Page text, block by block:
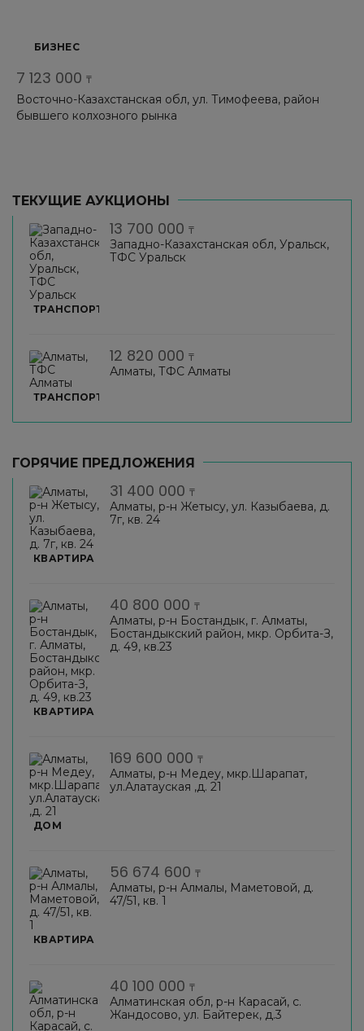
БИЗНЕС
7 123 000 ₸
Восточно-Казахстанская обл, ул. Тимофеева, район
бывшего колхозного рынка
ТЕКУЩИЕ АУКЦИОНЫ
ТРАНСПОРТ
13 700 000 ₸
Западно-Казахстанская обл, Уральск,
ТФС Уральск
ТРАНСПОРТ
12 820 000 ₸
Алматы, ТФС Алматы
ГОРЯЧИЕ ПРЕДЛОЖЕНИЯ
КВАРТИРА
31 400 000 ₸
Алматы, р-н Жетысу, ул. Казыбаева, д.
7г, кв. 24
КВАРТИРА
40 800 000 ₸
Алматы, р-н Бостандык, г. Алматы,
Бостандыкский район, мкр. Орбита-З,
д. 49, кв.23
ДОМ
169 600 000 ₸
Алматы, р-н Медеу, мкр.Шарапат,
ул.Алатауская ,д. 21
КВАРТИРА
56 674 600 ₸
Алматы, р-н Алмалы, Маметовой, д.
47/51, кв. 1
40 100 000 ₸
Алматинская обл, р-н Карасай, с.
Жандосово, ул. Байтерек, д.3